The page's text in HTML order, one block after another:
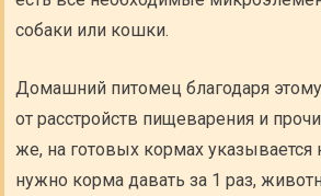
собаки или кошки.
Домашний питомец благодаря этому
от расстройств пищеварения и
же, на готовых кормах указывается
нужно корма давать за 1 раз,